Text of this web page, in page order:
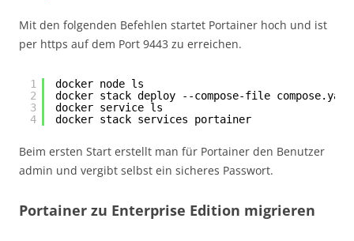
Mit den folgenden Befehlen startet Portainer hoch und ist
per https auf dem Port 9443 zu erreichen.
1
2
3
4
docker node ls
docker stack deploy --compose-file
docker service ls
docker stack services portainer
Beim ersten Start erstellt man für Portainer den Benutzer
admin und vergibt selbst ein sicheres Passwort.
Portainer zu Enterprise Edition migrieren